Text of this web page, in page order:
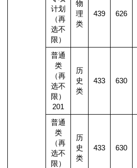
计划
（再
选不
限）
物
理
类
439 626
普通
类
（再
选不
限）
201
历
史
类
433 630
普通
类
（再
选不
限）
历
史
类
433 630